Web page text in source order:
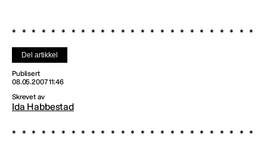
Del artikkel
Publisert
08.05.2007 11:46
Skrevet av
Ida Habbestad